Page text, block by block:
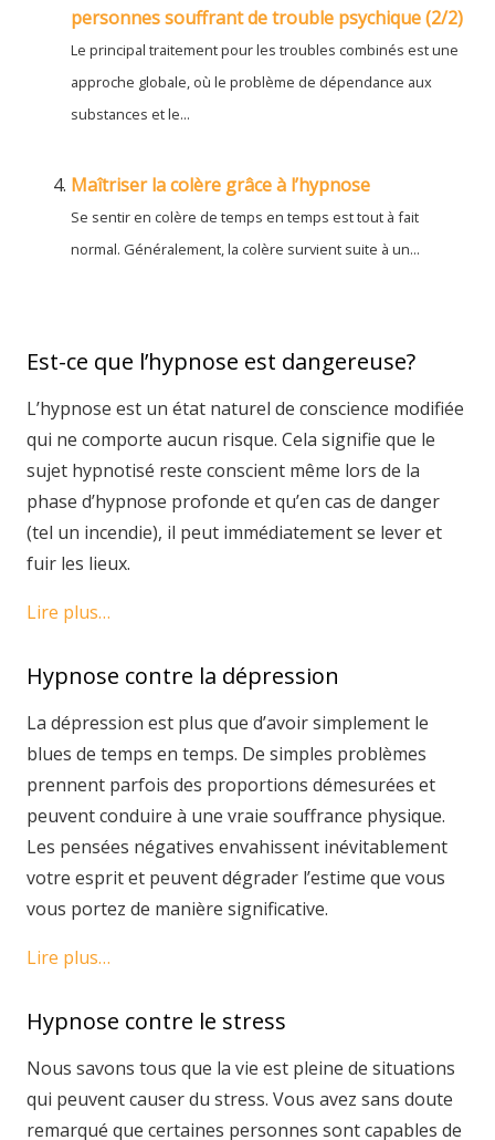
personnes souffrant de trouble psychique (2/2)
Le principal traitement pour les troubles combinés est une
approche globale, où le problème de dépendance aux
substances et le...
Maîtriser la colère grâce à l’hypnose
Se sentir en colère de temps en temps est tout à fait
normal. Généralement, la colère survient suite à un...
Est-ce que l’hypnose est dangereuse?
L’hypnose est un état naturel de conscience modifiée
qui ne comporte aucun risque. Cela signifie que le
sujet hypnotisé reste conscient même lors de la
phase d’hypnose profonde et qu’en cas de danger
(tel un incendie), il peut immédiatement se lever et
fuir les lieux.
Lire plus…
Hypnose contre la dépression
La dépression est plus que d’avoir simplement le
blues de temps en temps. De simples problèmes
prennent parfois des proportions démesurées et
peuvent conduire à une vraie souffrance physique.
Les pensées négatives envahissent inévitablement
votre esprit et peuvent dégrader l’estime que vous
vous portez de manière significative.
Lire plus…
Hypnose contre le stress
Nous savons tous que la vie est pleine de situations
qui peuvent causer du stress. Vous avez sans doute
remarqué que certaines personnes sont capables de